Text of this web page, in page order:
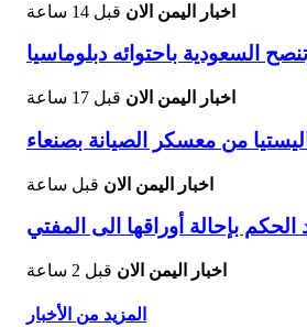
اخبار اليمن الان قبل 14 ساعة
السعودية باحتوائه دبلوماسيا
اخبار اليمن الان قبل 17 ساعة
من معسكر الصيانة بصنعاء
اخبار اليمن الان قبل ساعة
بإحالة أوراقها الى المفتي
اخبار اليمن الان قبل 2 ساعة
المزيد من الأخبار